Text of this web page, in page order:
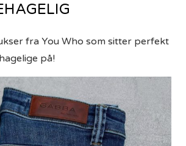
fra You Who som sitter perfekt
på!